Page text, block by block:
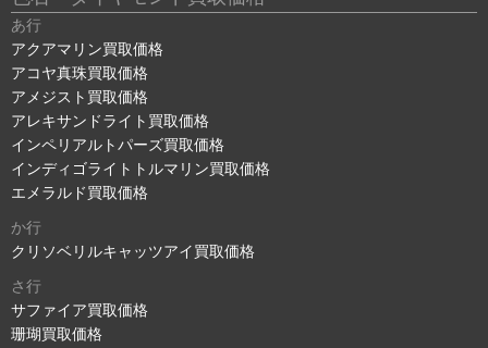
あ行
アクアマリン買取価格
アコヤ真珠買取価格
アメジスト買取価格
アレキサンドライト買取価格
インペリアルトパーズ買取価格
インディゴライトトルマリン買取価格
エメラルド買取価格
か行
クリソベリルキャッツアイ買取価格
さ行
サファイア買取価格
珊瑚買取価格